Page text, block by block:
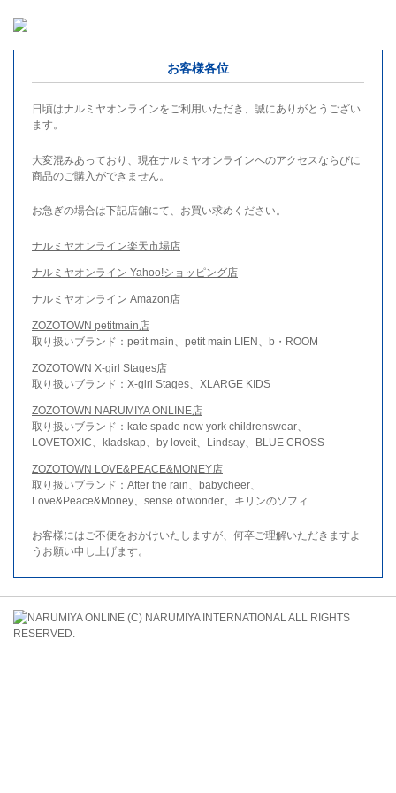
お客様各位
日頃はナルミヤオンラインをご利用いただき、誠にありがとうござい
ます。
大変混みあっており、現在ナルミヤオンラインへのアクセスならびに
商品のご購入ができません。
お急ぎの場合は下記店舗にて、お買い求めください。
ナルミヤオンライン楽天市場店
ナルミヤオンライン Yahoo!ショッピング店
ナルミヤオンライン Amazon店
ZOZOTOWN petitmain店
取り扱いブランド：petit main、petit main LIEN、b・ROOM
ZOZOTOWN X-girl Stages店
取り扱いブランド：X-girl Stages、XLARGE KIDS
ZOZOTOWN NARUMIYA ONLINE店
取り扱いブランド：kate spade new york childrenswear、
LOVETOXIC、kladskap、by loveit、Lindsay、BLUE CROSS
ZOZOTOWN LOVE&PEACE&MONEY店
取り扱いブランド：After the rain、babycheer、
Love&Peace&Money、sense of wonder、キリンのソフィ
お客様にはご不便をおかけいたしますが、何卒ご理解いただきますよ
うお願い申し上げます。